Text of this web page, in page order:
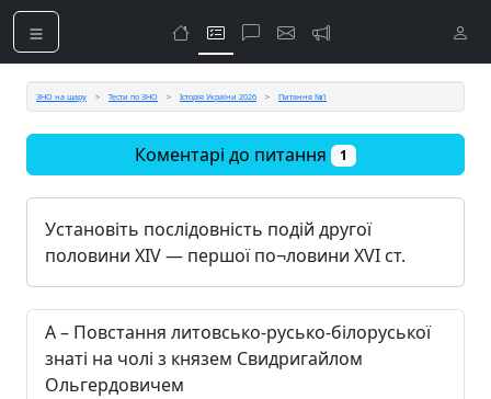
ЗНО на шару Тести по ЗНО Історія України 2026 Питання №1
Коментарі до питання 1
Установіть послідовність подій другої
половини XIV — першої по¬ловини XVI ст.
А – Повстання литовсько-русько-білоруської
знаті на чолі з князем Свидригайлом
Ольгердовичем